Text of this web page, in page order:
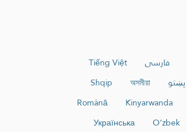
فارسی
Tiếng Việt
پښتو অসমীয়া
Shqip
Kinyarwanda
Română
O‘zbek
Українська